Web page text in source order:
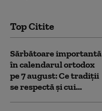
Top Citite
Sărbătoare importantă
în calendarul ortodox
pe 7 august: Ce tradiții
se respectă și cui...